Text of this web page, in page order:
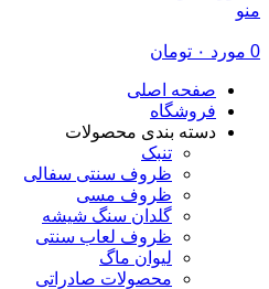
منو
0 مورد ۰ تومان
صفحه اصلی
فروشگاه
دسته بندی محصولات
تنبک
ظروف سنتی سفالی
ظروف مسی
گلدان سنگ شیشه
ظروف لعاب سنتی
لیوان ماگ
محصولات صادراتی